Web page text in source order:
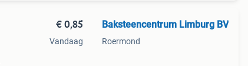
€ 0,85
Vandaag
Baksteencentrum Limburg BV
Roermond